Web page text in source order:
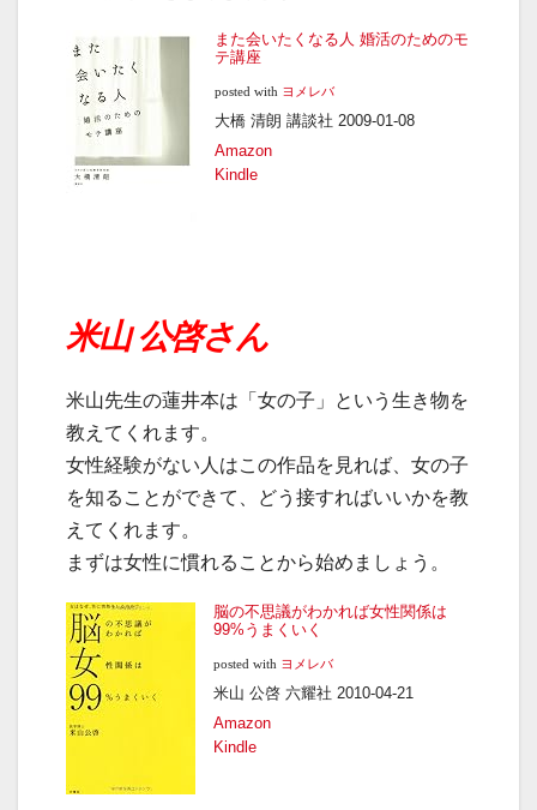
また会いたくなる人 婚活のためのモ
テ講座
posted with ヨメレバ
大橋 清朗 講談社 2009-01-08
Amazon
Kindle
米山 公啓さん
米山先生の蓮井本は「女の子」という生き物を
教えてくれます。
女性経験がない人はこの作品を見れば、女の子
を知ることができて、どう接すればいいかを教
えてくれます。
まずは女性に慣れることから始めましょう。
脳の不思議がわかれば女性関係は
99%うまくいく
posted with ヨメレバ
米山 公啓 六耀社 2010-04-21
Amazon
Kindle